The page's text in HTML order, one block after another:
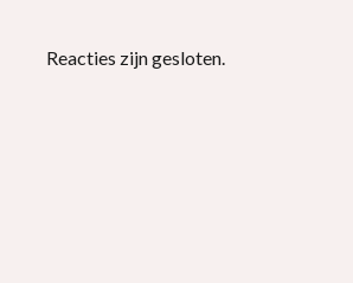
Reacties zijn gesloten.